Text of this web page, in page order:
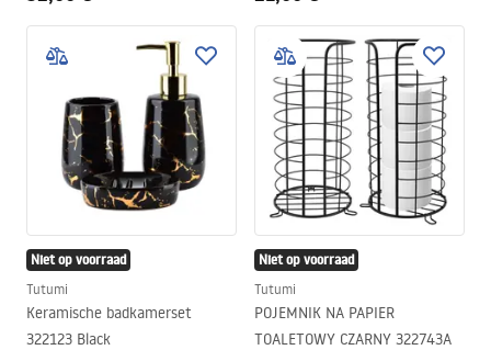
Niet op voorraad
Tutumi
Keramische badkamerset
322123 Black
Niet op voorraad
Tutumi
POJEMNIK NA PAPIER
TOALETOWY CZARNY 322743A